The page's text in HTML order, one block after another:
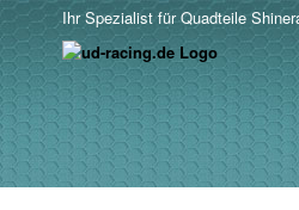
Ihr Spezialist für Quadteile